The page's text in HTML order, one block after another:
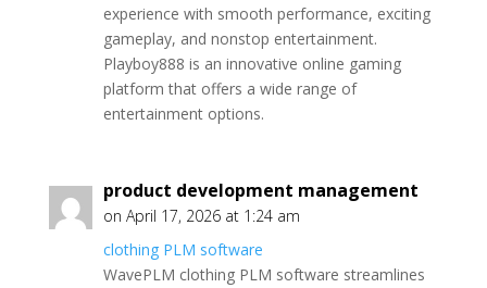
experience with smooth performance, exciting
gameplay, and nonstop entertainment.
Playboy888 is an innovative online gaming
platform that offers a wide range of
entertainment options.
product development management
on April 17, 2026 at 1:24 am
clothing PLM software
WavePLM clothing PLM software streamlines